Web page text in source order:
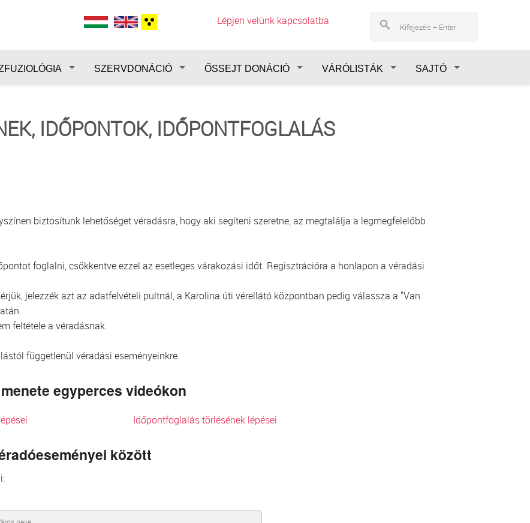
Lépjen velünk kapcsolatba
SZERVDONÁCIÓ ŐSSEJT DONÁCIÓ VÁRÓLISTÁK SAJTÓ
IDŐPONTOK, IDŐPONTFOGLALÁS
biztosítunk lehetőséget véradásra, hogy aki segíteni szeretne, az megtalálja a legmegfelelőbb
foglalni, csökkentve ezzel az esetleges várakozási időt. Regisztrációra a honlapon a véradási
jelezzék azt az adatfelvételi pultnál, a Karolina úti vérellátó központban pedig válassza a "Van
feltétele a véradásnak.
függetlenül véradási eseményeinkre.
egyperces videókon
Időpontfoglalás törlésének lépései
között